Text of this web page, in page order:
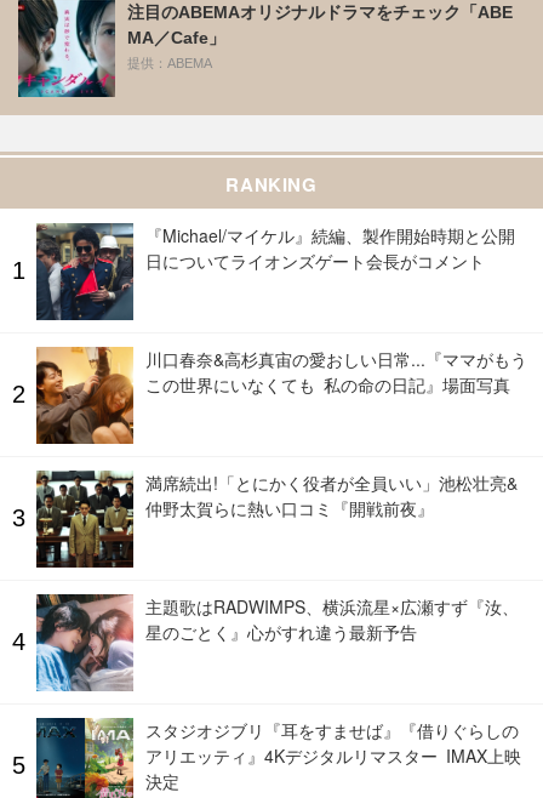
注目のABEMAオリジナルドラマをチェック「ABE
MA／Cafe」
提供：ABEMA
RANKING
『Michael/マイケル』続編、製作開始時期と公開
日についてライオンズゲート会長がコメント
川口春奈&高杉真宙の愛おしい日常...『ママがもう
この世界にいなくても 私の命の日記』場面写真
満席続出!「とにかく役者が全員いい」池松壮亮&
仲野太賀らに熱い口コミ『開戦前夜』
主題歌はRADWIMPS、横浜流星×広瀬すず『汝、
星のごとく』心がすれ違う最新予告
スタジオジブリ『耳をすませば』『借りぐらしの
アリエッティ』4Kデジタルリマスター IMAX上映
決定